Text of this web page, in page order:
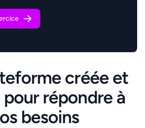
créée et
pour répondre à
besoins